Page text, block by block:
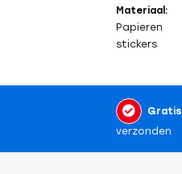
Materiaal:
Papieren
stickers
Gratis
verzonden